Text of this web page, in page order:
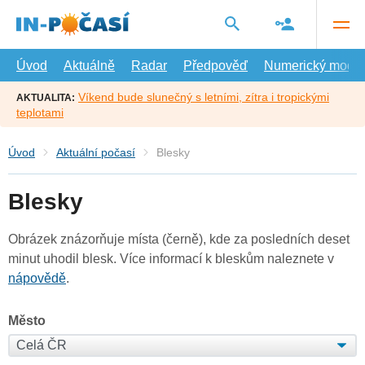
hlavní
Úvod
Aktuálně Radar Předpověď Numerický model
AKTUALITA: Víkend bude slunečný s letními, zítra i tropickými
teplotami
Úvod Aktuální počasí Blesky
Blesky
Obrázek znázorňuje místa (černě), kde za posledních deset
minut uhodil blesk. Více informací k bleskům naleznete v
nápovědě.
Město